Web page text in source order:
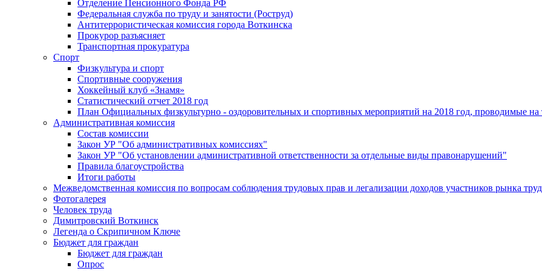
Отделение Пенсионного Фонда РФ
Федеральная служба по труду и занятости (Роструд)
Антитеррористическая комиссия города Воткинска
Прокурор разъясняет
Транспортная прокуратура
Спорт
Физкультура и спорт
Спортивные сооружения
Хоккейный клуб «Знамя»
Статистический отчет 2018 год
План Официальных физкультурно - оздоровительных и спортивных мероприятий на 2018 год, проводимые
Административная комиссия
Состав комиссии
Закон УР "Об административных комиссиях"
Закон УР "Об установлении административной ответственности за отдельные виды правонарушений"
Правила благоустройства
Итоги работы
Межведомственная комиссия по вопросам соблюдения трудовых прав и легализации доходов участников рынка
Фотогалерея
Человек труда
Димитровский Воткинск
Легенда о Скрипичном Ключе
Бюджет для граждан
Бюджет для граждан
Опрос